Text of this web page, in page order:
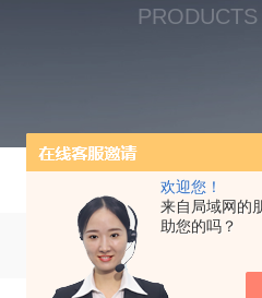
欢迎您！
来自局域网的
助您的吗？
当前位置